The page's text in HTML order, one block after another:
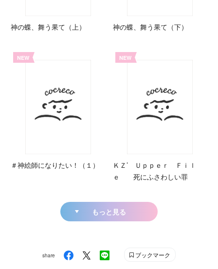
神の蝶、舞う果て（上） 神の蝶、舞う果て（下）
NEW
＃神絵師になりたい！（１）
NEW
ＫＺ’ Ｕｐｐｅｒ Ｆｉｌ
ｅ 死にふさわしい罪
もっと見る
share ブックマーク